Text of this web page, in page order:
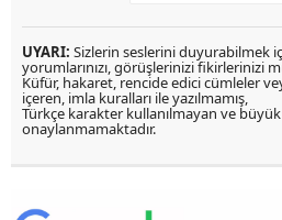
UYARI: Sizlerin seslerini duyurabilmek
yorumlarınızı, görüşlerinizi fikirlerinizi
Küfür, hakaret, rencide edici cümleler
içeren, imla kuralları ile yazılmamış,
Türkçe karakter kullanılmayan ve
onaylanmamaktadır.